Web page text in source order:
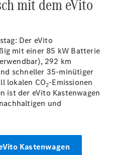
mit dem eVito
Der eVito
mit einer 85 kW Batterie
292 km
schneller 35-minütiger
lokalen CO2-Emissionen
ist der eVito Kastenwagen
und
Kastenwagen